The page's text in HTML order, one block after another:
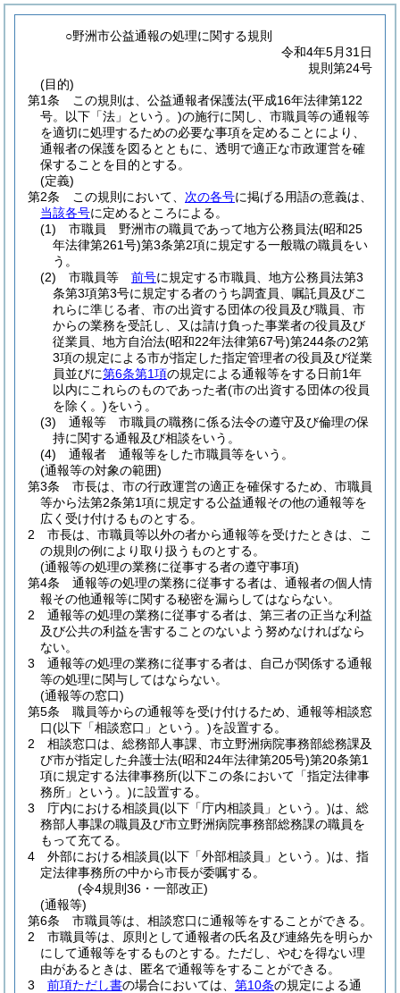
○野洲市公益通報の処理に関する規則
令和4年5月31日
規則第24号
(目的)
第1条
この規則は、公益通報者保護法(平成16年法律第122
号。以下「法」という。)の施行に関し、市職員等の通報等
を適切に処理するための必要な事項を定めることにより、
通報者の保護を図るとともに、透明で適正な市政運営を確
保することを目的とする。
(定義)
第2条
この規則において、 次の各号に掲げる用語の意義は、
当該各号に定めるところによる。
(1)
市職員 野洲市の職員であって地方公務員法(昭和25
年法律第261号)第3条第2項に規定する一般職の職員をい
う。
(2)
市職員等 前号に規定する市職員、地方公務員法第3
条第3項第3号に規定する者のうち調査員、嘱託員及びこ
れらに準じる者、市の出資する団体の役員及び職員、市
からの業務を受託し、又は請け負った事業者の役員及び
従業員、地方自治法(昭和22年法律第67号)第244条の2第
3項の規定による市が指定した指定管理者の役員及び従業
員並びに第6条第1項の規定による通報等をする日前1年
以内にこれらのものであった者(市の出資する団体の役員
を除く。)をいう。
(3)
通報等 市職員の職務に係る法令の遵守及び倫理の保
持に関する通報及び相談をいう。
(4)
通報者 通報等をした市職員等をいう。
(通報等の対象の範囲)
第3条
市長は、市の行政運営の適正を確保するため、市職員
等から法第2条第1項に規定する公益通報その他の通報等を
広く受け付けるものとする。
2
市長は、市職員等以外の者から通報等を受けたときは、こ
の規則の例により取り扱うものとする。
(通報等の処理の業務に従事する者の遵守事項)
第4条
通報等の処理の業務に従事する者は、通報者の個人情
報その他通報等に関する秘密を漏らしてはならない。
2
通報等の処理の業務に従事する者は、第三者の正当な利益
及び公共の利益を害することのないよう努めなければなら
ない。
3
通報等の処理の業務に従事する者は、自己が関係する通報
等の処理に関与してはならない。
(通報等の窓口)
第5条
職員等からの通報等を受け付けるため、通報等相談窓
口(以下「相談窓口」という。)を設置する。
2
相談窓口は、総務部人事課、市立野洲病院事務部総務課及
び市が指定した弁護士法(昭和24年法律第205号)第20条第1
項に規定する法律事務所(以下この条において「指定法律事
務所」という。)に設置する。
3
庁内における相談員(以下「庁内相談員」という。)は、総
務部人事課の職員及び市立野洲病院事務部総務課の職員を
もって充てる。
4
外部における相談員(以下「外部相談員」という。)は、指
定法律事務所の中から市長が委嘱する。
(令4規則36・一部改正)
(通報等)
第6条
市職員等は、相談窓口に通報等をすることができる。
2
市職員等は、原則として通報者の氏名及び連絡先を明らか
にして通報等をするものとする。 ただし、やむを得ない理
由があるときは、匿名で通報等をすることができる。
3
前項ただし書の場合においては、 第10条の規定による通